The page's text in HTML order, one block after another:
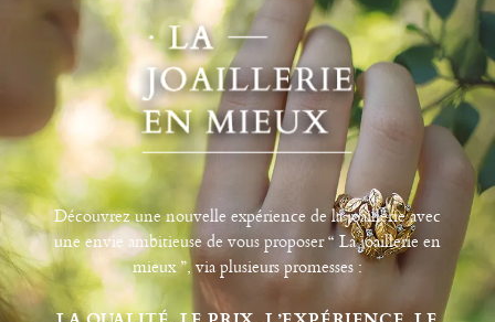
Découvrez une nouvelle expérience de la joaillerie avec
une envie ambitieuse de vous proposer “ La joaillerie en
mieux ”, via plusieurs promesses :